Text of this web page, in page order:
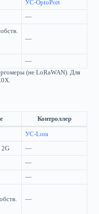
УС-OptoPort
—
—
—
(не LoRaWAN). Для
Контроллер
УС-Lora
—
—
—
—